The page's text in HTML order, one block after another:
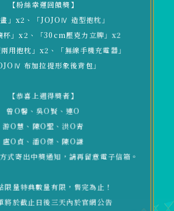
【粉絲幸運回饋獎】
畫」x2、「JOJOⅣ 造型抱枕」
杯」x2、「30cm壓克力立牌」x2
兩用抱枕」x2、「無線手機充電器」
布加拉提形象後背包」
【恭喜上週得獎者】
曾O馨、吳O賢、連O
游O慧、陳O聖、洪O青
盧O貞、潘O傑、陳O謙
式寄出中獎通知，請再留意電子信箱。
限量特典數量有限，售完為止！
將於截止日後三天內於官網公告